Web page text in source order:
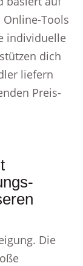
Tools
individuelle
dich
liefern
Preis-
Die